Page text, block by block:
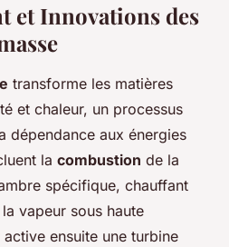
et Innovations des
transforme les matières
et chaleur, un processus
dépendance aux énergies
la combustion de la
spécifique, chauffant
vapeur sous haute
ensuite une turbine